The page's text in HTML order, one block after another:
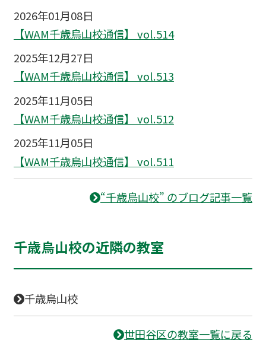
2026年01月08日
【WAM千歳烏山校通信】 vol.514
2025年12月27日
【WAM千歳烏山校通信】 vol.513
2025年11月05日
【WAM千歳烏山校通信】 vol.512
2025年11月05日
【WAM千歳烏山校通信】 vol.511
“千歳烏山校” のブログ記事一覧
千歳烏山校の近隣の教室
千歳烏山校
世田谷区の教室一覧に戻る